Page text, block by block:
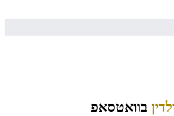
בוואטסאפ